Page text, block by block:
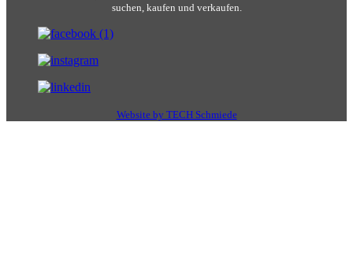
suchen, kaufen und verkaufen.
Website by TECH Schmiede